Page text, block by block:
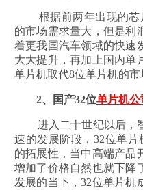
根据前两年出现的芯
的市场需求量大，但是利
着更我国汽车领域的快速
大大提升，再加上国内单
单片机取代8位单片机的市
2、国产32位单片机公
进入二十世纪以后，
速的发展阶段，32位单
的拓展性，当中高端产品
增加了价格自然也就下降
发展的当下，32位单片机